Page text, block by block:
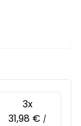
3x
31,98 € /